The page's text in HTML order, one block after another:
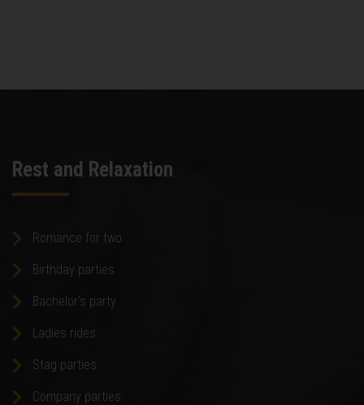
Rest and Relaxation
Romance for two
Birthday parties
Bachelor's party
Ladies rides
Stag parties
Company parties